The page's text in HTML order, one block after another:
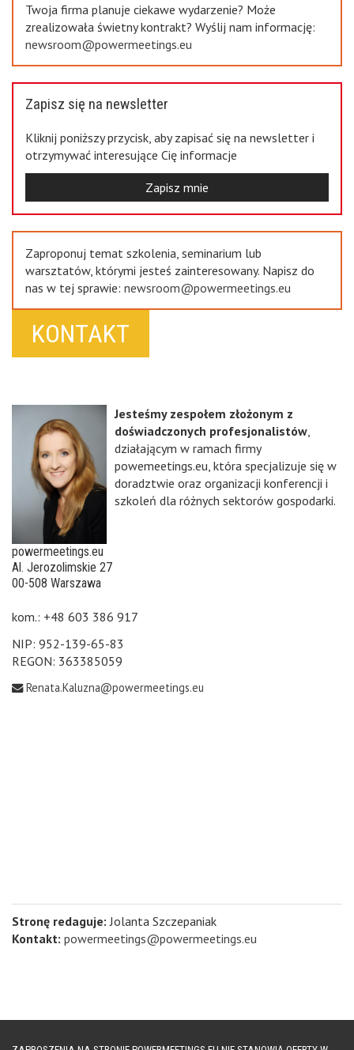
Twoja firma planuje ciekawe wydarzenie? Może
zrealizowała świetny kontrakt? Wyślij nam informację:
newsroom@powermeetings.eu
Zapisz się na newsletter
Kliknij poniższy przycisk, aby zapisać się na newsletter i
otrzymywać interesujące Cię informacje
Zapisz mnie
Zaproponuj temat szkolenia, seminarium lub
warsztatów, którymi jesteś zainteresowany. Napisz do
nas w tej sprawie: newsroom@powermeetings.eu
KONTAKT
Jesteśmy zespołem złożonym z
doświadczonych profesjonalistów
działającym w ramach firmy
powemeetings.eu, która specjalizuje się w
doradztwie oraz organizacji konferencji i
szkoleń dla różnych sektorów gospodarki.
powermeetings.eu
Al. Jerozolimskie 27
00-508 Warszawa
kom.: +48 603 386 917
NIP: 952-139-65-83
REGON: 363385059
Renata.Kaluzna@powermeetings.eu
Stronę redaguje: Jolanta Szczepaniak
Kontakt: powermeetings@powermeetings.eu